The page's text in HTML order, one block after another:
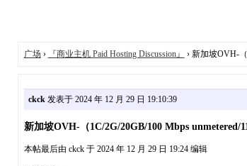
广场 › 『商业主机 Paid Hosting Discussion』 › 新加坡OVH-（
ckck发表于 2024 年 12 月 29 日 19:10:39
新加坡OVH-（1C/2G/20GB/100 Mbps unmetered/
本帖最后由 ckck 于 2024 年 12 月 29 日 19:24 编辑